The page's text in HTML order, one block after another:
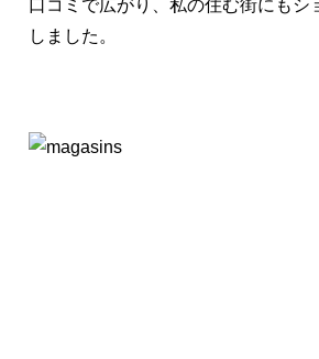
口コミで広がり、私の住む街にもシ
しました。